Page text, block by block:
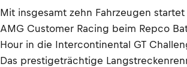
Mit insgesamt zehn Fahrzeugen
AMG Customer Racing beim Repco
Hour in die Intercontinental GT
Das prestigeträchtige